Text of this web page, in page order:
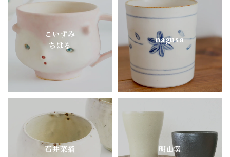
aobapottery
CHIHARU TOKUDA
MEISTER HAND
mimi.un_bd
nagusa
こいずみ
ちはる
nagusa
石井菜摘 明山窯